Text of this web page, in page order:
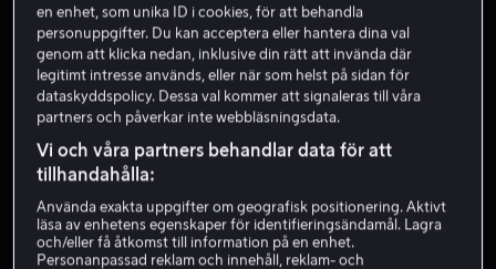
Box 21
6.9 Kriminaldrama Thriller 2020 15 år
Skaffa Viaplay
Se trailer
en enhet, som unika ID i cookies, för att behandla
personuppgifter. Du kan acceptera eller hantera dina val
genom att klicka nedan, inklusive din rätt att invända där
legitimt intresse används, eller när som helst på sidan för
dataskyddspolicy. Dessa val kommer att signaleras till våra
partners och påverkar inte webbläsningsdata.
Vi och våra partners behandlar data för att
tillhandahålla:
Använda exakta uppgifter om geografisk positionering. Aktivt
läsa av enhetens egenskaper för identifieringsändamål. Lagra
och/eller få åtkomst till information på en enhet.
Personanpassad reklam och innehåll, reklam- och